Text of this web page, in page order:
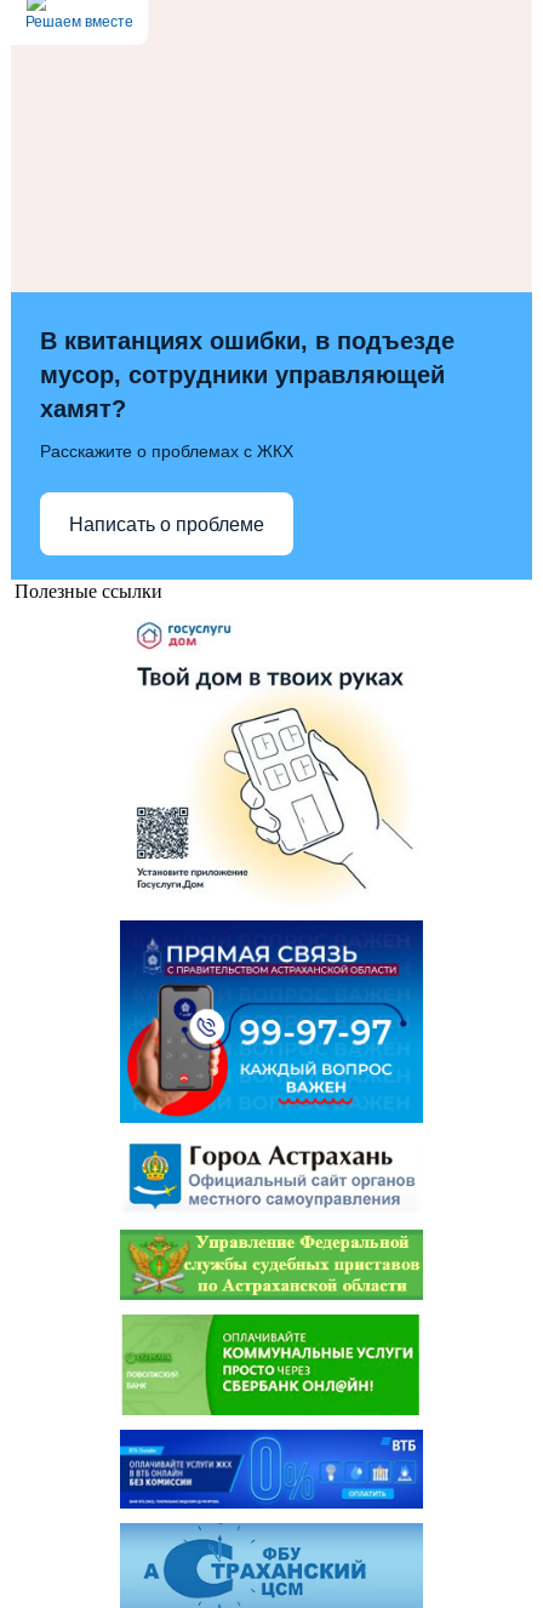
Решаем вместе
В квитанциях ошибки, в подъезде
мусор, сотрудники управляющей
хамят?
Расскажите о проблемах с ЖКХ
Написать о проблеме
Полезные ссылки